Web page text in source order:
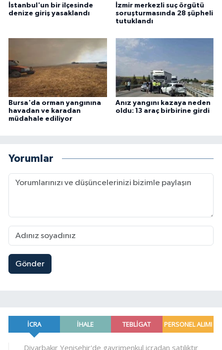
İstanbul'un bir ilçesinde
denize giriş yasaklandı
İzmir merkezli suç örgütü
soruşturmasında 28 şüpheli
tutuklandı
Bursa'da orman yangınına
havadan ve karadan
müdahale ediliyor
Anız yangını kazaya neden
oldu: 13 araç birbirine girdi
Yorumlar
Gönder